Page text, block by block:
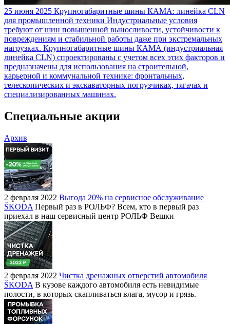
25 июня 2025 Крупногабаритные шины КАМА: линейка CLN
для промышленной техники Индустриальные условия
требуют от шин повышенной выносливости, устойчивости к
повреждениям и стабильной работы даже при экстремальных
нагрузках. Крупногабаритные шины КАМА (индустриальная
линейка CLN) спроектированы с учетом всех этих факторов и
предназначены для использования на строительной,
карьерной и коммунальной технике: фронтальных,
телескопических и экскаваторных погрузчиках, тягачах и
специализированных машинах.
Специальные акции
Архив
2 февраля 2022 Выгода 20% на сервисное обслуживание
ŠKODA Первый раз в РОЛЬФ? Всем, кто в первый раз
приехал в наш сервисный центр РОЛЬФ Вешки
2 февраля 2022 Чистка дренажных отверстий автомобиля
ŠKODA В кузове каждого автомобиля есть невидимые
полости, в которых скапливаться влага, мусор и грязь.